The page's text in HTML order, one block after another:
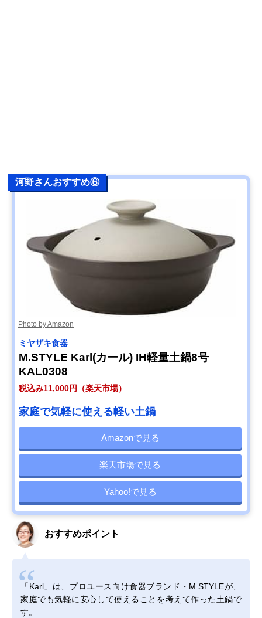
河野さんおすすめ⑥
Photo by Amazon
ミヤザキ食器
M.STYLE Karl(カール) IH軽量土鍋8号
KAL0308
税込み11,000円（楽天市場）
家庭で気軽に使える軽い土鍋
Amazonで見る
楽天市場で見る
Yahoo!で見る
おすすめポイント
「Karl」は、プロユース向け食器ブランド・M.STYLEが、
家庭でも気軽に安心して使えることを考えて作った土鍋で
す。